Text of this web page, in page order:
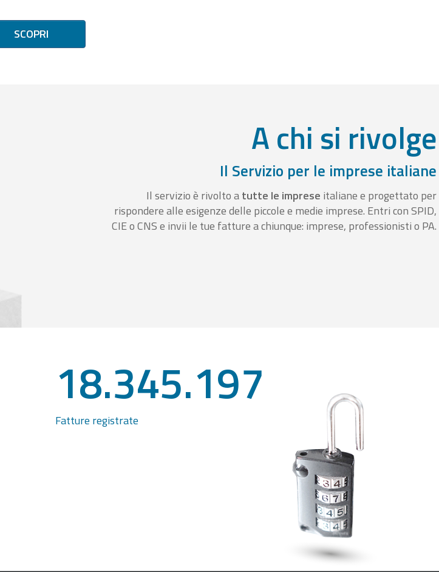
SCOPRI
A chi si rivolge
Il Servizio per le imprese italiane
Il servizio è rivolto atutte le imprese italiane e progettato per
rispondere alle esigenze delle piccole e medie imprese. Entri con SPID,
CIE o CNS e invii le tue fatture a chiunque: imprese, professionisti o PA.
18.345.197
Fatture registrate